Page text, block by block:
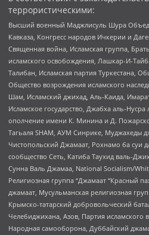
террористическими:
Высший военный Маджлисуль Шура
Кавказа, Конгресс народов Ичкерии и
Священная война, Исламская группа,
исламского освобождения, Лашкар-И-
Талибан, Исламская партия Туркестана,
Общество возрождения исламского
Шам, Исламский джихад, Аль-Каида,
Исламское государство, Джабха аль-
ополчение имени К. Минина и Д.
Тагьаля SHAM, АУМ Синрике, Муджахеды
Чистопольский Джамаат, Рохнамо ба суи
сообщество Сеть, Катиба Таухид валь-
Сунна Валь Джамаа, National Socialism/
Религиозная группа “Джамаат “Красный
джамаат, Мусульманская религиозная
Крымско-татарский добровольческий
Челебиджихана, Азов, Партия исламского
Народная самооборона, Дуббайский